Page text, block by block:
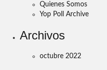
Quienes Somos
Yop Poll Archive
Archivos
octubre 2022